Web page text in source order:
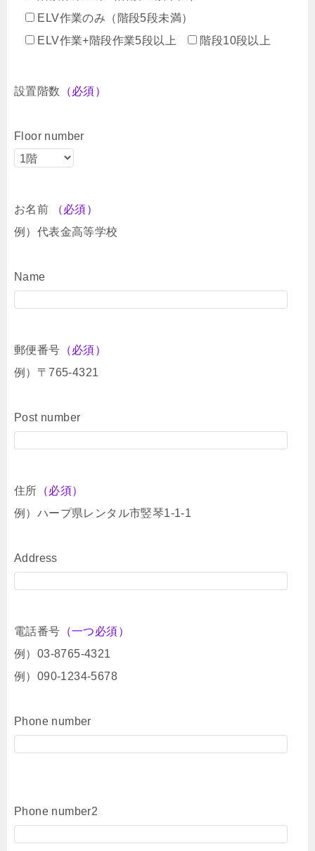
ELV作業のみ（階段5段未満）
ELV作業+階段作業5段以上
階段10段以上
設置階数 （必須）
Floor number
お名前
（必須）
例）代表金高等学校
Name
郵便番号 （必須）
例）〒765-4321
Post number
住所 （必須）
例）ハープ県レンタル市竪琴1-1-1
Address
電話番号 （一つ必須）
例）03-8765-4321
例）090-1234-5678
Phone number
Phone number2